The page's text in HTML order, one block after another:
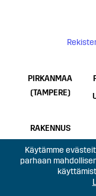
PIRKANMAA
(TAMPERE)
RAKENNUS
Käytämme
parhaan